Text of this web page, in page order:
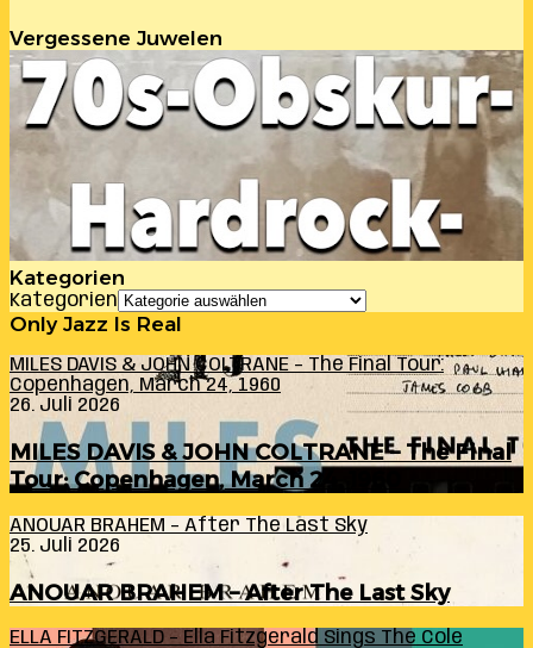
Vergessene Juwelen
Kategorien
Kategorien
Only Jazz Is Real
MILES DAVIS & JOHN COLTRANE – The Final Tour:
Copenhagen, March 24, 1960
26. Juli 2026
MILES DAVIS & JOHN COLTRANE – The Final
Tour: Copenhagen, March 24, 1960
ANOUAR BRAHEM – After The Last Sky
25. Juli 2026
ANOUAR BRAHEM – After The Last Sky
ELLA FITZGERALD – Ella Fitzgerald Sings The Cole